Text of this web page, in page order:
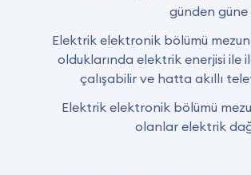
günden güne
Elektrik elektronik bölümü
olduklarında elektrik enerjisi
çalışabilir ve hatta akıllı
Elektrik elektronik bölümü
olanlar elektrik